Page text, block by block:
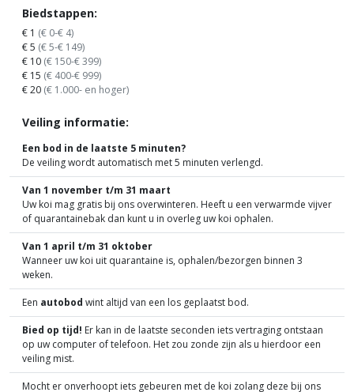
Biedstappen:
€ 1 (€ 0-€ 4)
€ 5 (€ 5-€ 149)
€ 10 (€ 150-€ 399)
€ 15 (€ 400-€ 999)
€ 20 (€ 1.000- en hoger)
Veiling informatie:
Een bod in de laatste 5 minuten?
De veiling wordt automatisch met 5 minuten verlengd.
Van 1 november t/m 31 maart
Uw koi mag gratis bij ons overwinteren. Heeft u een verwarmde vijver
of quarantainebak dan kunt u in overleg uw koi ophalen.
Van 1 april t/m 31 oktober
Wanneer uw koi uit quarantaine is, ophalen/bezorgen binnen 3
weken.
Een autobod wint altijd van een los geplaatst bod.
Bied op tijd! Er kan in de laatste seconden iets vertraging ontstaan
op uw computer of telefoon. Het zou zonde zijn als u hierdoor een
veiling mist.
Mocht er onverhoopt iets gebeuren met de koi zolang deze bij ons